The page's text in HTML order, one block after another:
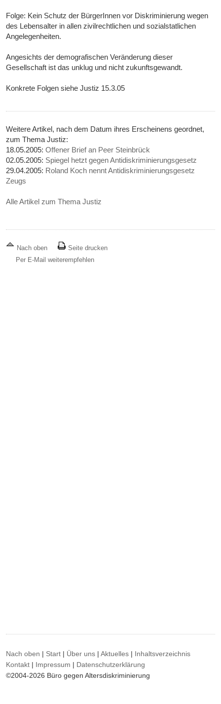
Folge: Kein Schutz der BürgerInnen vor Diskriminierung wegen
des Lebensalter in allen zivilrechtlichen und sozialstatlichen
Angelegenheiten.
Angesichts der demografischen Veränderung dieser
Gesellschaft ist das unklug und nicht zukunftsgewandt.
Konkrete Folgen siehe Justiz 15.3.05
Weitere Artikel, nach dem Datum ihres Erscheinens geordnet,
zum Thema Justiz:
18.05.2005:Offener Brief an Peer Steinbrück
02.05.2005: Spiegel hetzt gegen Antidiskriminierungsgesetz
29.04.2005: Roland Koch nennt Antidiskriminierungsgesetz
Zeugs
Alle Artikel zum Thema Justiz
Nach oben
Seite drucken
Per E-Mail weiterempfehlen
Nach oben | Start | Über uns |Aktuelles | Inhaltsverzeichnis
Kontakt | Impressum | Datenschutzerklärung
©2004-2026 Büro gegen Altersdiskriminierung